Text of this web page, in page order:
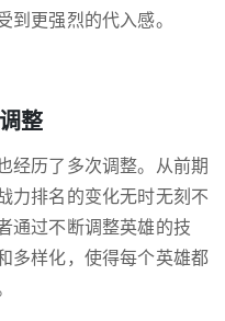
更强烈的代入感。
整
经历了多次调整。从前期
力排名的变化无时无刻不
通过不断调整英雄的技
多样化，使得每个英雄都